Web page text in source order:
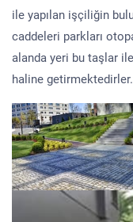
ile yapılan işçiliğin
caddeleri parkları
alanda yeri bu taşlar
haline getirmektedirler.